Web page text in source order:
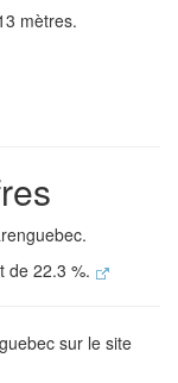
mètres.
de 22.3 %.
sur le site